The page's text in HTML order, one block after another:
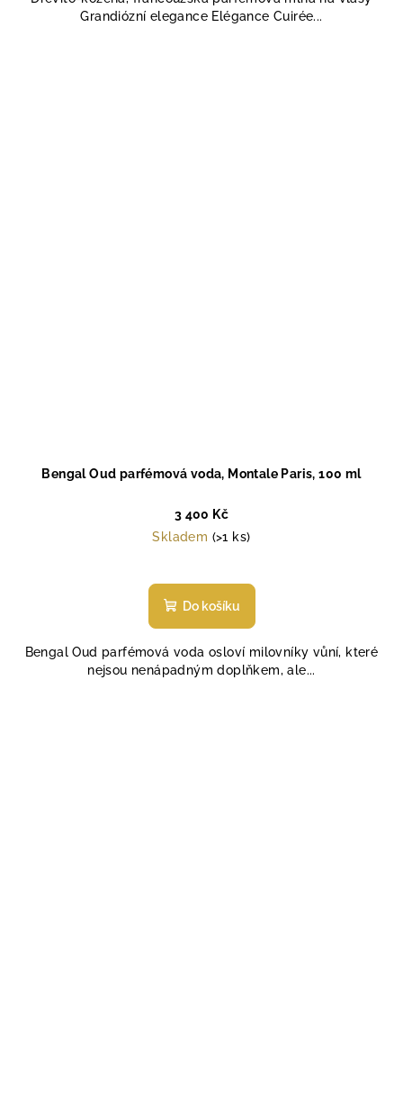
5
Grandiózní elegance Elégance Cuirée...
Bengal Oud parfémová voda, Montale Paris, 100 ml
3 400 Kč
Skladem (>1 ks)
Do košíku
Bengal Oud parfémová voda osloví milovníky vůní, které
nejsou nenápadným doplňkem, ale...